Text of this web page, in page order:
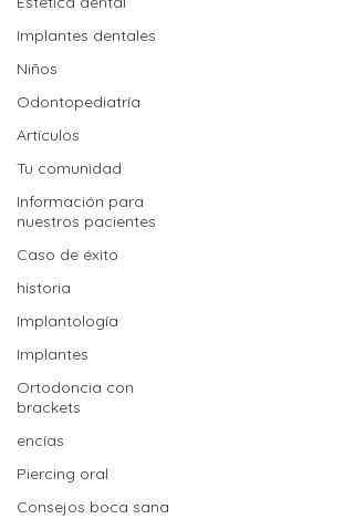
Implantes dentales
Niños
Odontopediatría
Artículos
Tu comunidad
Información para
nuestros pacientes
Caso de éxito
historia
Implantología
Implantes
Ortodoncia con
brackets
encías
Piercing oral
Consejos boca sana